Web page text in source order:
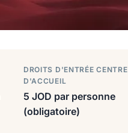
DROITS D'ENTRÉE CENTRE
D'ACCUEIL
5 JOD par personne
(obligatoire)